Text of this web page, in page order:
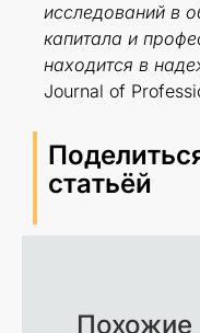
исследований в
капитала и
находится в
Journal of
статьёй
Похожие